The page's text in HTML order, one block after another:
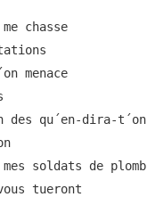
chasse
menace
des qu´en-dira-t´on
soldats de plomb
tueront